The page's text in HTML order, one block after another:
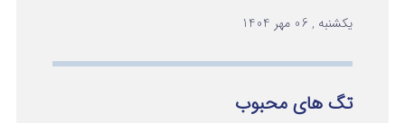
یکشنبه , 06 مهر 1404
تگ های محبوب